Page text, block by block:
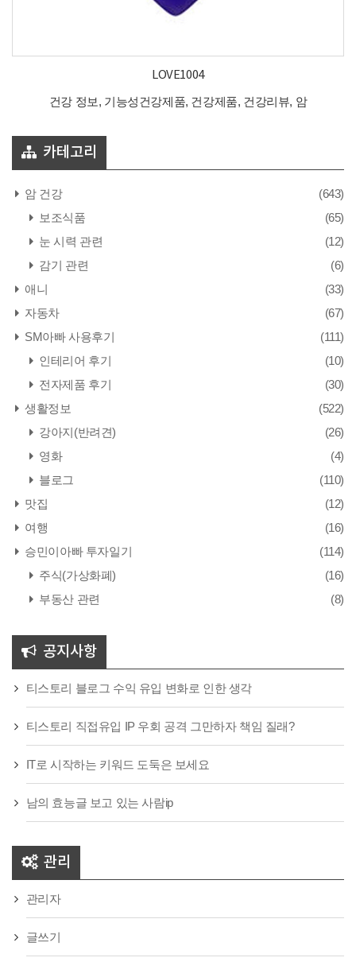
LOVE1004
건강 정보, 기능성건강제품, 건강제품, 건강리뷰, 암
카테고리
암 건강
(643)
보조식품
(65)
눈 시력 관련
(12)
감기 관련
(6)
애니
(33)
자동차
(67)
SM아빠 사용후기
(111)
인테리어 후기
(10)
전자제품 후기
(30)
생활정보
(522)
강아지(반려견)
(26)
영화
(4)
블로그
(110)
맛집
(12)
여행
(16)
승민이아빠 투자일기
(114)
주식(가상화폐)
(16)
부동산 관련
(8)
공지사항
티스토리 블로그 수익 유입 변화로 인한 생각
티스토리 직접유입 IP 우회 공격 그만하자 책임 질래?
IT로 시작하는 키워드 도둑은 보세요
남의 효능글 보고 있는 사람ip
관리
관리자
글쓰기